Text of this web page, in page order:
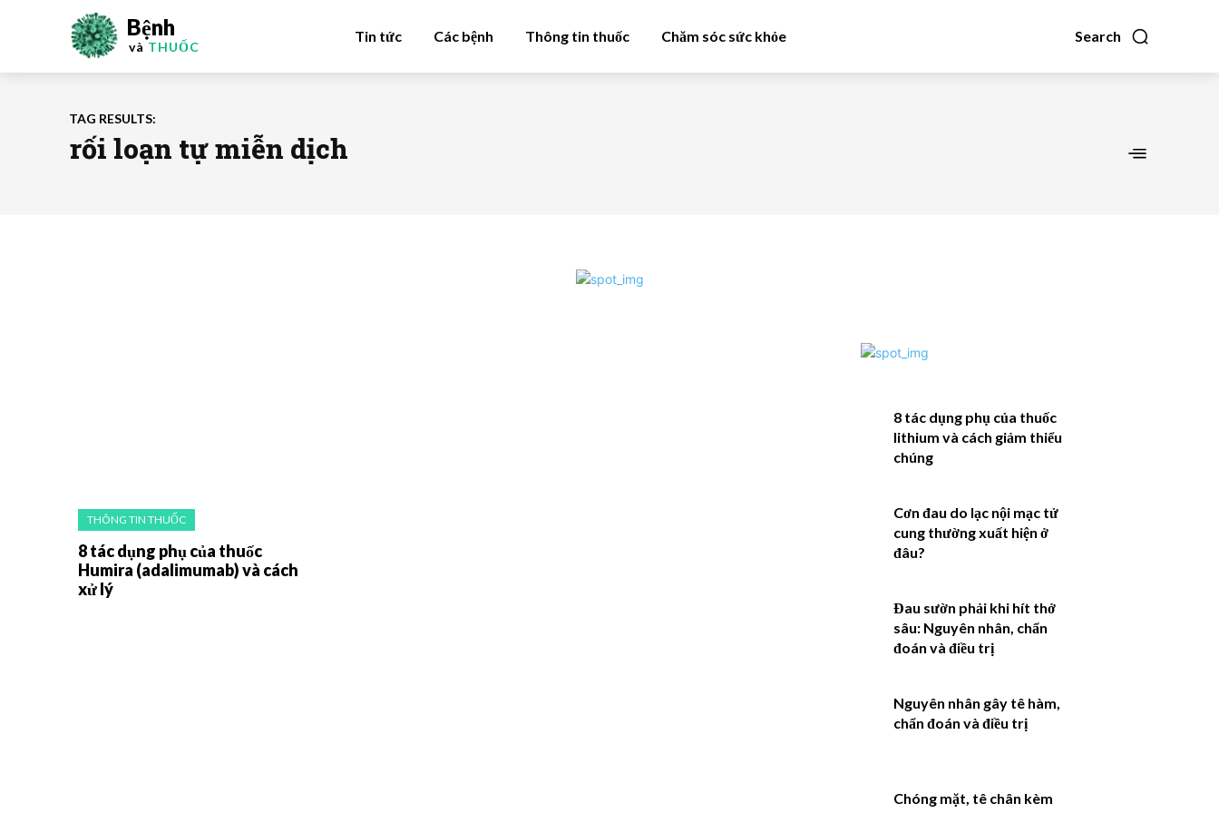
Bệnh
và THUỐC
Search
Tin tức Các bệnh Thông tin thuốc Chăm sóc sức khỏe
TAG RESULTS:
rối loạn tự miễn dịch
THÔNG TIN THUỐC
8 tác dụng phụ của thuốc
Humira (adalimumab) và cách
xử lý
8 tác dụng phụ của thuốc
lithium và cách giảm thiểu
chúng
Cơn đau do lạc nội mạc tử
cung thường xuất hiện ở
đâu?
Đau sườn phải khi hít thở
sâu: Nguyên nhân, chẩn
đoán và điều trị
Nguyên nhân gây tê hàm,
chẩn đoán và điều trị
Chóng mặt, tê chân kèm